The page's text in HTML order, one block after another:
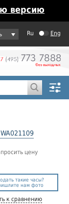
версию
Ru Eng
цену
такие часы?
нам фото
к сравнению